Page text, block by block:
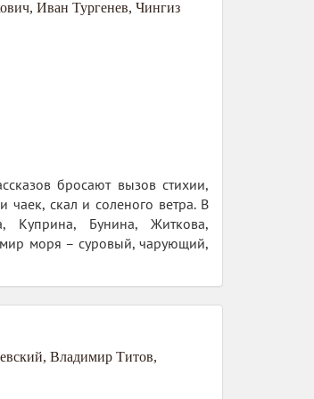
, Иван Тургенев, Чингиз
бросают вызов стихии,
скал и соленого ветра. В
Куприна, Бунина, Житкова,
мир моря – суровый, чарующий,
, Владимир Титов,